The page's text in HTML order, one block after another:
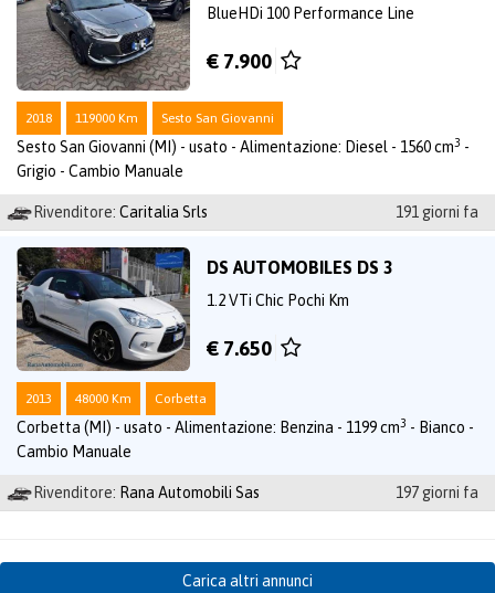
BlueHDi 100 Performance Line
€ 7.900
2018 119000 Km Sesto San Giovanni
Sesto San Giovanni (MI) - usato - Alimentazione: Diesel - 1560 cm3 -
Grigio - Cambio Manuale
Rivenditore: Caritalia Srls 191 giorni fa
DS AUTOMOBILES DS 3
1.2 VTi Chic Pochi Km
€ 7.650
2013 48000 Km Corbetta
Corbetta (MI) - usato - Alimentazione: Benzina - 1199 cm3 - Bianco -
Cambio Manuale
Rivenditore: Rana Automobili Sas 197 giorni fa
Carica altri annunci